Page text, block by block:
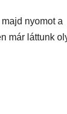
nyomot a
már láttunk